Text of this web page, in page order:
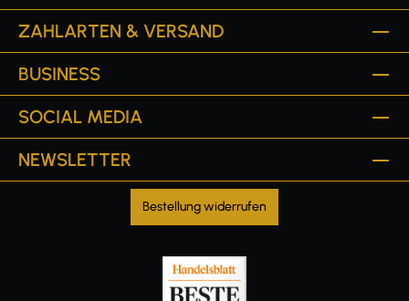
ZAHLARTEN & VERSAND
BUSINESS
SOCIAL MEDIA
NEWSLETTER
Bestellung widerrufen